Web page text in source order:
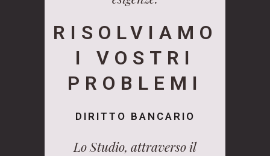
RISOLVIAMO
I VOSTRI
PROBLEMI
DIRITTO BANCARIO
Lo Studio, attraverso il